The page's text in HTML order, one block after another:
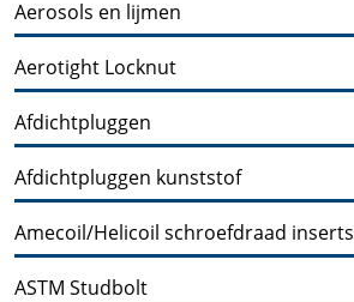
Aerosols en lijmen
Aerotight Locknut
Afdichtpluggen
Afdichtpluggen kunststof
Amecoil/Helicoil schroefdraad inserts
ASTM Studbolt